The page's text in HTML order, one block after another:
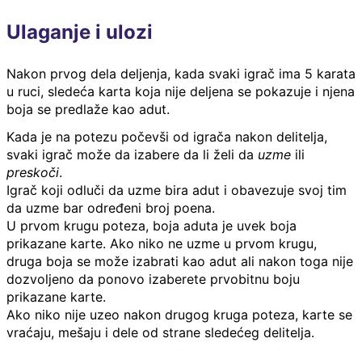
Ulaganje i ulozi
Nakon prvog dela deljenja, kada svaki igrač ima 5 karata
u ruci, sledeća karta koja nije deljena se pokazuje i njena
boja se predlaže kao adut.
Kada je na potezu počevši od igrača nakon delitelja,
svaki igrač može da izabere da li želi da uzme ili
preskoči.
Igrač koji odluči da uzme bira adut i obavezuje svoj tim
da uzme bar određeni broj poena.
U prvom krugu poteza, boja aduta je uvek boja
prikazane karte. Ako niko ne uzme u prvom krugu,
druga boja se može izabrati kao adut ali nakon toga nije
dozvoljeno da ponovo izaberete prvobitnu boju
prikazane karte.
Ako niko nije uzeo nakon drugog kruga poteza, karte se
vraćaju, mešaju i dele od strane sledećeg delitelja.